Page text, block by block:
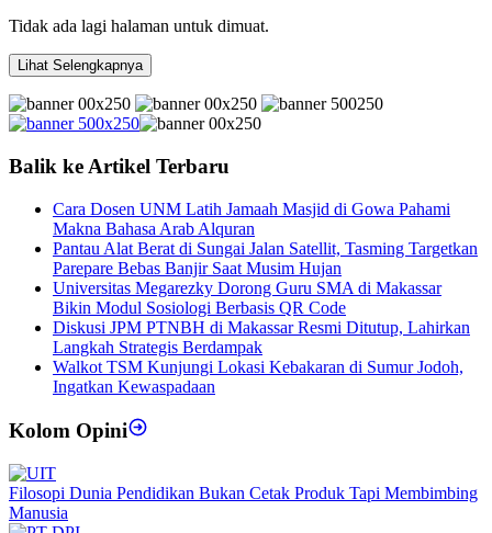
Tidak ada lagi halaman untuk dimuat.
Lihat Selengkapnya
Balik ke Artikel Terbaru
Cara Dosen UNM Latih Jamaah Masjid di Gowa Pahami
Makna Bahasa Arab Alquran
Pantau Alat Berat di Sungai Jalan Satellit, Tasming Targetkan
Parepare Bebas Banjir Saat Musim Hujan
Universitas Megarezky Dorong Guru SMA di Makassar
Bikin Modul Sosiologi Berbasis QR Code
Diskusi JPM PTNBH di Makassar Resmi Ditutup, Lahirkan
Langkah Strategis Berdampak
Walkot TSM Kunjungi Lokasi Kebakaran di Sumur Jodoh,
Ingatkan Kewaspadaan
Kolom Opini
Filosopi Dunia Pendidikan Bukan Cetak Produk Tapi Membimbing
Manusia